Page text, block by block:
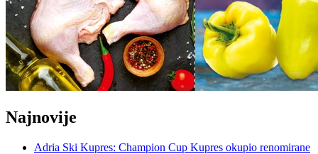
Najnovije
Adria Ski Kupres: Champion Cup Kupres okupio renomirane